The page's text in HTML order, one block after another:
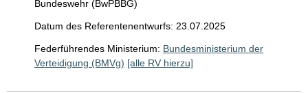
Bundeswehr (BwPBBG)
Datum des Referentenentwurfs: 23.07.2025
Federführendes Ministerium: Bundesministerium der
Verteidigung (BMVg) [alle RV hierzu]